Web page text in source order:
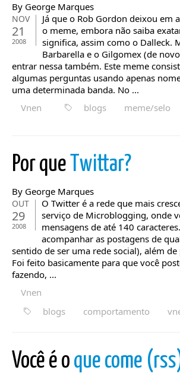
By George Marques
NOV
21
2008
Já que o Rob Gordon deixou em
o meme, embora não saiba
significa, assim como o Dalleck.
Barbarella e o Gilgomex (de
entrar nessa também. Este meme
algumas perguntas usando apenas
uma determinada banda. No ...
Vnen blogs meme/selo
Por que Twittar?
By George Marques
OUT
29
2008
O Twitter é a rede que mais
serviço de Microblogging, onde
mensagens de até 140
acompanhar as postagens de
sentido de ser uma rede social), além
Foi feito basicamente para que você
fazendo, ...
Vnen
blogs
comportamento
Você é o que come